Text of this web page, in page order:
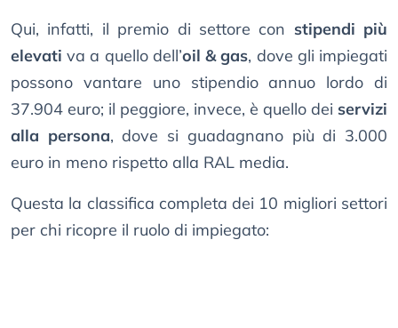
Qui, infatti, il premio di settore con stipendi più
elevati va a quello dell’oil & gas, dove gli impiegati
possono vantare uno stipendio annuo lordo di
37.904 euro; il peggiore, invece, è quello dei servizi
alla persona, dove si guadagnano più di 3.000
euro in meno rispetto alla RAL media.
Questa la classifica completa dei 10 migliori settori
per chi ricopre il ruolo di impiegato: